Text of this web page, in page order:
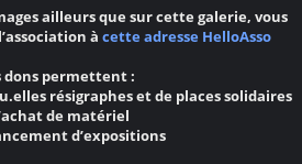
ailleurs que sur cette galerie, vous
à cette adresse HelloAsso
dons permettent :
résigraphes et de places solidaires
de matériel
d’expositions